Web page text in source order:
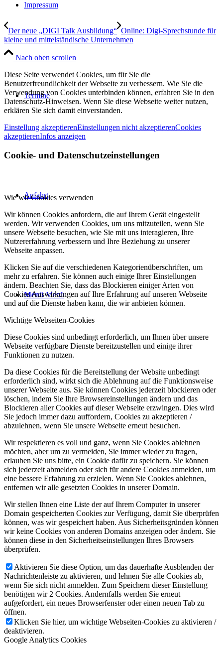
Termine
Anfahrt
Menü Menü
Impressum
Der neue „DIGI Talk Ausbildung“ Online: Digi-Sprechstunde für
kleine und mittelständische Unternehmen
Nach oben scrollen
Diese Seite verwendet Cookies, um für Sie die
Benutzerfreundlichkeit der Webseite zu verbessern. Wie Sie die
Verwendung von Cookies unterbinden können, erfahren Sie in den
Datenschutz-Hinweisen. Wenn Sie diese Webseite weiter nutzen,
erklären Sie sich damit einverstanden.
Einstellung akzeptierenEinstellungen nicht akzeptierenCookies
akzeptierenInfos anzeigen
Cookie- und Datenschutzeinstellungen
Wie wir Cookies verwenden
Wir können Cookies anfordern, die auf Ihrem Gerät eingestellt
werden. Wir verwenden Cookies, um uns mitzuteilen, wenn Sie
unsere Webseite besuchen, wie Sie mit uns interagieren, Ihre
Nutzererfahrung verbessern und Ihre Beziehung zu unserer
Webseite anpassen.
Klicken Sie auf die verschiedenen Kategorienüberschriften, um
mehr zu erfahren. Sie können auch einige Ihrer Einstellungen
ändern. Beachten Sie, dass das Blockieren einiger Arten von
Cookies Auswirkungen auf Ihre Erfahrung auf unseren Webseite
und auf die Dienste haben kann, die wir anbieten können.
Wichtige Webseiten-Cookies
Diese Cookies sind unbedingt erforderlich, um Ihnen über unsere
Webseite verfügbare Dienste bereitzustellen und einige ihrer
Funktionen zu nutzen.
Da diese Cookies für die Bereitstellung der Website unbedingt
erforderlich sind, wirkt sich die Ablehnung auf die Funktionsweise
unserer Webseite aus. Sie können Cookies jederzeit blockieren oder
löschen, indem Sie Ihre Browsereinstellungen ändern und das
Blockieren aller Cookies auf dieser Webseite erzwingen. Dies wird
Sie jedoch immer dazu auffordern, Cookies zu akzeptieren /
abzulehnen, wenn Sie unsere Webseite erneut besuchen.
Wir respektieren es voll und ganz, wenn Sie Cookies ablehnen
möchten, aber um zu vermeiden, Sie immer wieder zu fragen,
erlauben Sie uns bitte, ein Cookie dafür zu speichern. Sie können
sich jederzeit abmelden oder sich für andere Cookies anmelden, um
eine bessere Erfahrung zu erzielen. Wenn Sie Cookies ablehnen,
entfernen wir alle gesetzten Cookies in unserer Domain.
Wir stellen Ihnen eine Liste der auf Ihrem Computer in unserer
Domain gespeicherten Cookies zur Verfügung, damit Sie überprüfen
können, was wir gespeichert haben. Aus Sicherheitsgründen können
wir keine Cookies von anderen Domains anzeigen oder ändern. Sie
können diese in den Sicherheitseinstellungen Ihres Browsers
überprüfen.
Aktivieren Sie diese Option, um das dauerhafte Ausblenden der
Nachrichtenleiste zu aktivieren, und lehnen Sie alle Cookies ab,
wenn Sie sich nicht anmelden. Zum Speichern dieser Einstellung
benötigen wir 2 Cookies. Andernfalls werden Sie erneut
aufgefordert, ein neues Browserfenster oder einen neuen Tab zu
öffnen.
Klicken Sie hier, um wichtige Webseiten-Cookies zu aktivieren /
deaktivieren.
Google Analytics Cookies